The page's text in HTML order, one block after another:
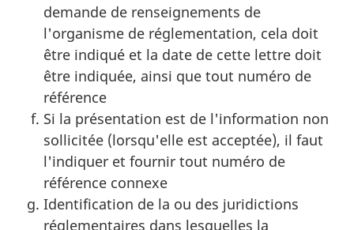
demande de renseignements de
l'organisme de réglementation, cela doit
être indiqué et la date de cette lettre doit
être indiquée, ainsi que tout numéro de
référence
Si la présentation est de l'information non
sollicitée (lorsqu'elle est acceptée), il faut
l'indiquer et fournir tout numéro de
référence connexe
Identification de la ou des juridictions
réglementaires dans lesquelles la